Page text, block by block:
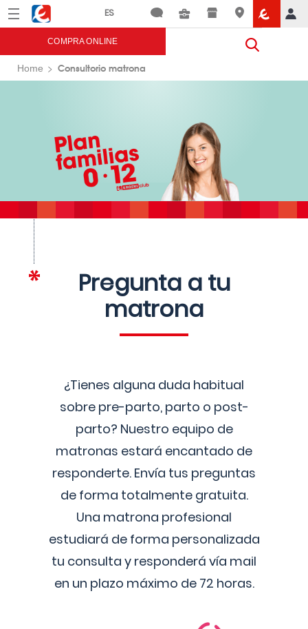
Menú Eroski
COMPRA ONLINE
Home Consultorio matrona
Pregunta a tu
matrona
¿Tienes alguna duda habitual
sobre pre-parto, parto o post-
parto? Nuestro equipo de
matronas estará encantado de
responderte. Envía tus preguntas
de forma totalmente gratuita.
Una matrona profesional
estudiará de forma personalizada
tu consulta y responderá vía mail
en un plazo máximo de 72 horas.